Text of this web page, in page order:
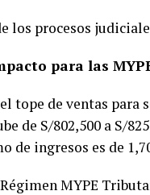
los procesos
para las
tope de ventas para
de S/802,500 a S/
de ingresos es de
MYPE